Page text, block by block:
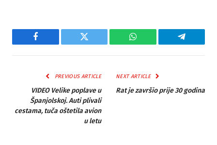
Facebook Twitter WhatsApp Telegram
PREVIOUS ARTICLE
VIDEO Velike poplave u
Španjolskoj. Auti plivali
cestama, tuča oštetila avion
u letu
NEXT ARTICLE
Rat je završio prije 30 godina